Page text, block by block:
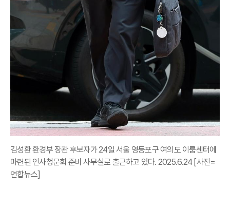
김성환 환경부 장관 후보자가 24일 서울 영등포구 여의도 이룸센터에
마련된 인사청문회 준비 사무실로 출근하고 있다. 2025.6.24 [사진=
연합뉴스]